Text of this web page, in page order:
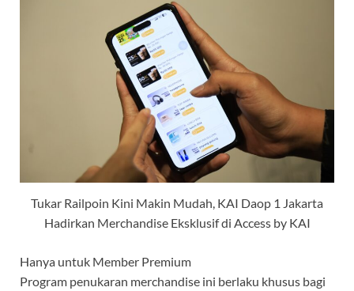
Tukar Railpoin Kini Makin Mudah, KAI Daop 1 Jakarta
Hadirkan Merchandise Eksklusif di Access by KAI
Hanya untuk Member Premium
Program penukaran merchandise ini berlaku khusus bagi